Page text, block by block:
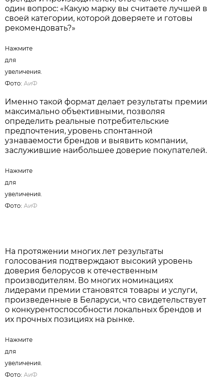
один вопрос: «Какую марку вы считаете лучшей в
своей категории, которой доверяете и готовы
рекомендовать?»
Нажмите
для
увеличения.
Фото:АиФ
Именно такой формат делает результаты премии
максимально объективными, позволяя
определить реальные потребительские
предпочтения, уровень спонтанной
узнаваемости брендов и выявить компании,
заслужившие наибольшее доверие покупателей.
Нажмите
для
увеличения.
Фото:АиФ
На протяжении многих лет результаты
голосования подтверждают высокий уровень
доверия белорусов к отечественным
производителям. Во многих номинациях
лидерами премии становятся товары и услуги,
произведенные в Беларуси, что свидетельствует
о конкурентоспособности локальных брендов и
их прочных позициях на рынке.
Нажмите
для
увеличения.
Фото:АиФ